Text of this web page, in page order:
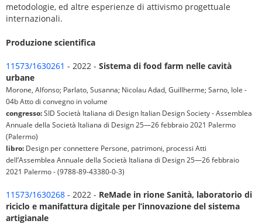
metodologie, ed altre esperienze di attivismo progettuale
internazionali.
Produzione scientifica
11573/1630261 - 2022 - Sistema di food farm nelle cavità
urbane
Morone, Alfonso; Parlato, Susanna; Nicolau Adad, Guillherme; Sarno, Iole -
04b Atto di convegno in volume
congresso:SID Società Italiana di Design Italian Design Society - Assemblea
Annuale della Società Italiana di Design 25—26 febbraio 2021 Palermo
(Palermo)
libro: Design per connettere Persone, patrimoni, processi Atti
dell’Assemblea Annuale della Società Italiana di Design 25—26 febbraio
2021 Palermo - (9788-89-43380-0-3)
11573/1630268 - 2022 - ReMade in rione Sanità, laboratorio di
riciclo e manifattura digitale per l’innovazione del sistema
artigianale